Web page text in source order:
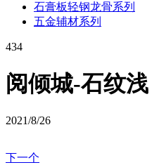
石膏板轻钢龙骨系列
五金辅材系列
434
阅倾城-石纹浅
2021/8/26
下一个